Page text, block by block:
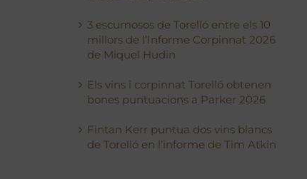
3 escumosos de Torelló entre els 10
millors de l’Informe Corpinnat 2026
de Miquel Hudin
Els vins i corpinnat Torelló obtenen
bones puntuacions a Parker 2026
Fintan Kerr puntua dos vins blancs
de Torelló en l’informe de Tim Atkin